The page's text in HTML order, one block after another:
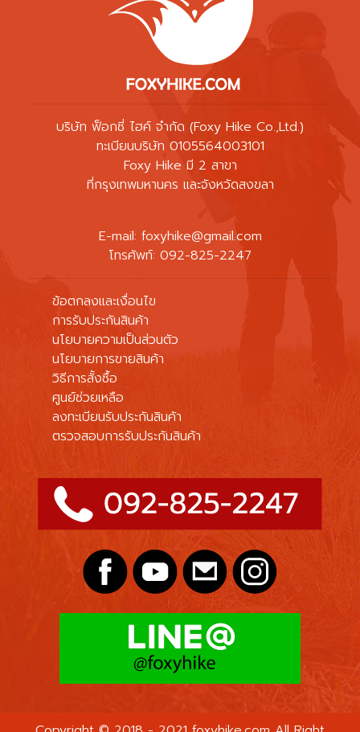
บริษัท ฟ็อกซี่ ไฮค์ จำกัด (Foxy Hike Co.,Ltd.)
ทะเบียนบริษัท 0105564003101
Foxy Hike มี 2 สาขา
ที่กรุงเทพมหานคร และจังหวัดสงขลา
E-mail: foxyhike@gmail.com
โทรศัพท์: 092-825-2247
ข้อตกลงและเงื่อนไข
การรับประกันสินค้า
นโยบายความเป็นส่วนตัว
นโยบายการขายสินค้า
วิธีการสั้งซื้อ
ศูนย์ช่วยเหลือ
ลงทะเบียนรับประกันสินค้า
ตรวจสอบการรับประกันสินค้า